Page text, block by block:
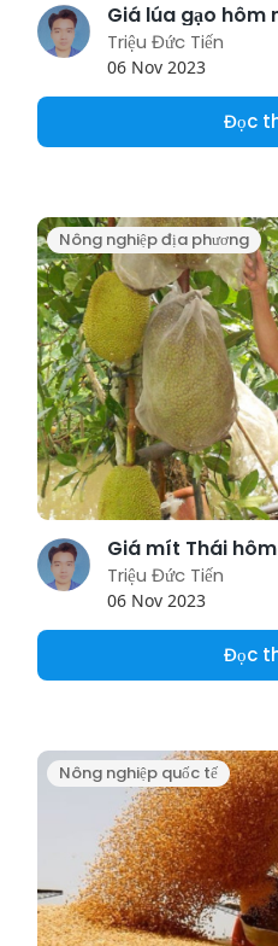
Triệu Đức Tiến
06 Nov 2023
Đọc
Nông nghiệp địa phương
Triệu Đức Tiến
06 Nov 2023
Đọc
Nông nghiệp quốc tế